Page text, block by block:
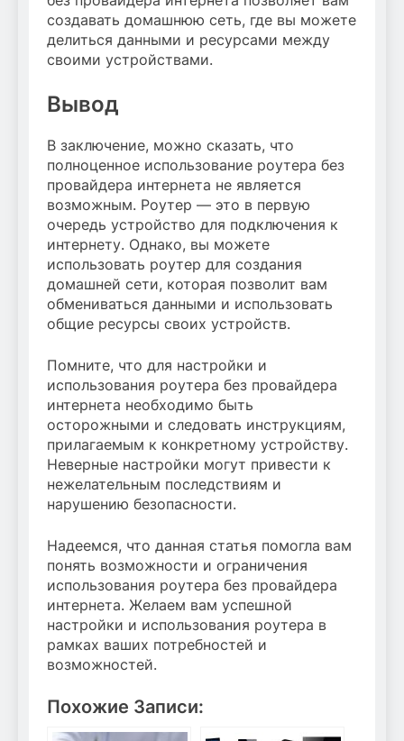
создавать домашнюю сеть, где вы можете
делиться данными и ресурсами между
своими устройствами.
Вывод
В заключение, можно сказать, что
полноценное использование роутера без
провайдера интернета не является
возможным. Роутер — это в первую
очередь устройство для подключения к
интернету. Однако, вы можете
использовать роутер для создания
домашней сети, которая позволит вам
обмениваться данными и использовать
общие ресурсы своих устройств.
Помните, что для настройки и
использования роутера без провайдера
интернета необходимо быть
осторожными и следовать инструкциям,
прилагаемым к конкретному устройству.
Неверные настройки могут привести к
нежелательным последствиям и
нарушению безопасности.
Надеемся, что данная статья помогла вам
понять возможности и ограничения
использования роутера без провайдера
интернета. Желаем вам успешной
настройки и использования роутера в
рамках ваших потребностей и
возможностей.
Похожие Записи: